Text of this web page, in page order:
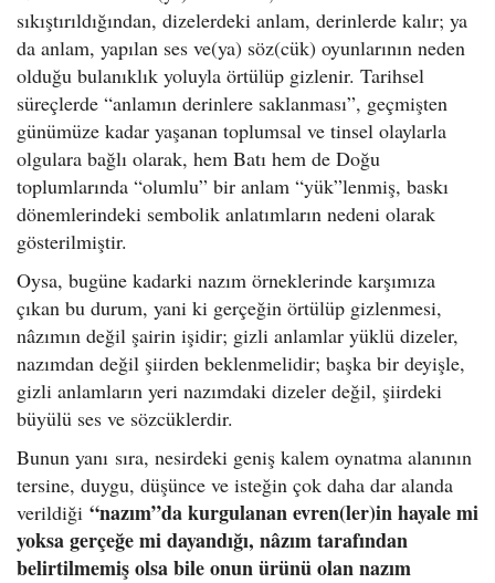
sıkıştırıldığından, dizelerdeki anlam, derinlerde kalır; ya
da anlam, yapılan ses ve(ya) söz(cük) oyunlarının neden
olduğu bulanıklık yoluyla örtülüp gizlenir. Tarihsel
süreçlerde “anlamın derinlere saklanması”, geçmişten
günümüze kadar yaşanan toplumsal ve tinsel olaylarla
olgulara bağlı olarak, hem Batı hem de Doğu
toplumlarında “olumlu” bir anlam “yük”lenmiş, baskı
dönemlerindeki sembolik anlatımların nedeni olarak
gösterilmiştir.
Oysa, bugüne kadarki nazım örneklerinde karşımıza
çıkan bu durum, yani ki gerçeğin örtülüp gizlenmesi,
nâzımın değil şairin işidir; gizli anlamlar yüklü dizeler,
nazımdan değil şiirden beklenmelidir; başka bir deyişle,
gizli anlamların yeri nazımdaki dizeler değil, şiirdeki
büyülü ses ve sözcüklerdir.
Bunun yanı sıra, nesirdeki geniş kalem oynatma alanının
tersine, duygu, düşünce ve isteğin çok daha dar alanda
verildiği “nazım”da kurgulanan evren(ler)in hayale mi
yoksa gerçeğe mi dayandığı, nâzım tarafından
belirtilmemiş olsa bile onun ürünü olan nazım